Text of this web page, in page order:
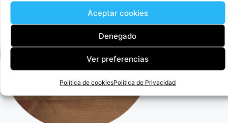
Aceptar cookies
Denegado
Ver preferencias
Política de cookiesPolítica de Privacidad